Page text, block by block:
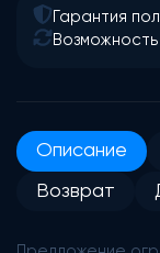
Гарантия
Описание
Возврат